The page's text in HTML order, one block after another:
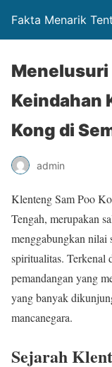
Fakta Menarik
Menelusuri
Keindahan
Kong di
admin
Klenteng Sam Poo
Tengah, merupakan
menggabungkan nilai
spiritualitas. Terkenal
pemandangan yang
yang banyak
mancanegara.
Sejarah